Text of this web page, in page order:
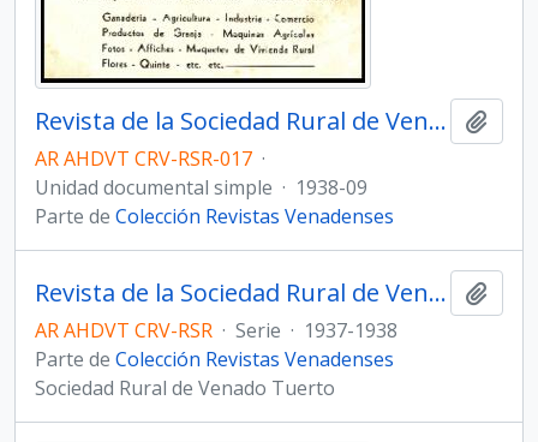
Revista de la Sociedad Rural de Venado Tuerto - Número 17
AR AHDVT CRV-RSR-017 ·
Unidad documental simple · 1938-09
Parte de Colección Revistas Venadenses
Revista de la Sociedad Rural de Venado Tuerto
AR AHDVT CRV-RSR · Serie · 1937-1938
Parte de Colección Revistas Venadenses
Sociedad Rural de Venado Tuerto